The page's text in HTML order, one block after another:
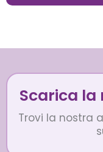
Scarica la
Trovi la nostra